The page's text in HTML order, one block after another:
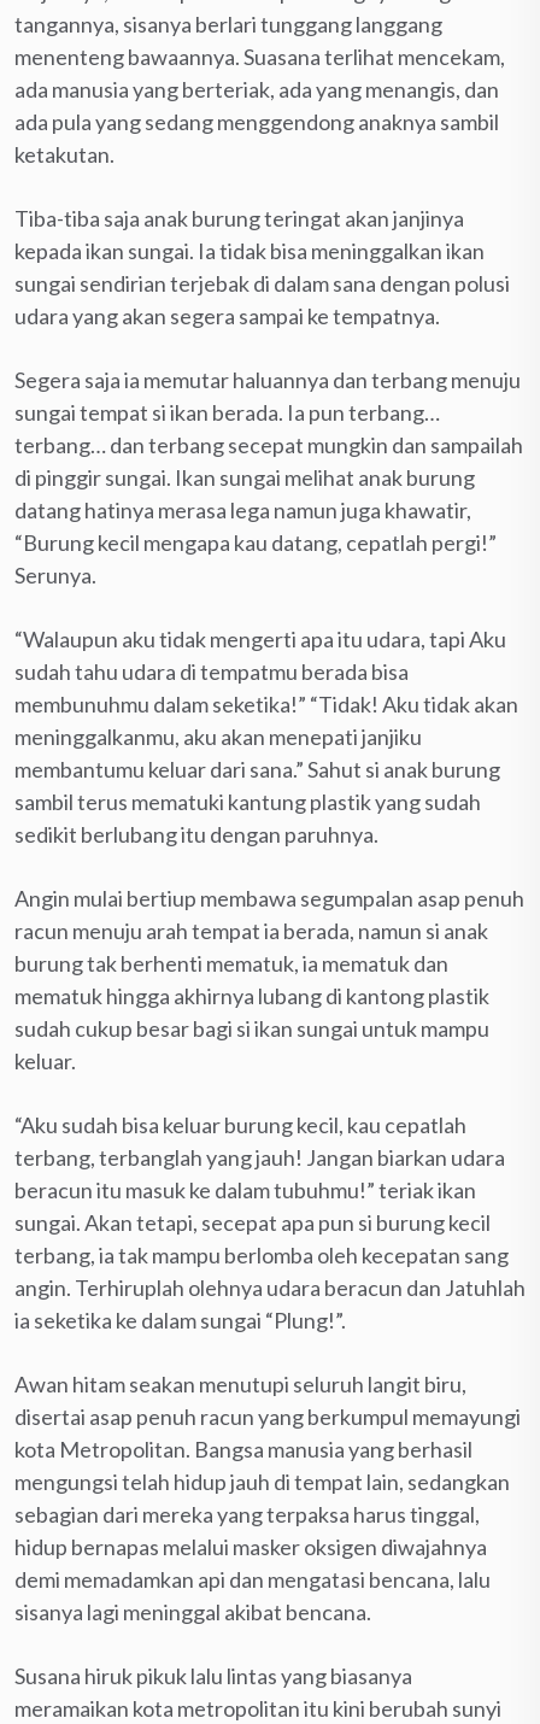
tangannya, sisanya berlari tunggang langgang
menenteng bawaannya. Suasana terlihat mencekam,
ada manusia yang berteriak, ada yang menangis, dan
ada pula yang sedang menggendong anaknya sambil
ketakutan.
Tiba-tiba saja anak burung teringat akan janjinya
kepada ikan sungai. Ia tidak bisa meninggalkan ikan
sungai sendirian terjebak di dalam sana dengan polusi
udara yang akan segera sampai ke tempatnya.
Segera saja ia memutar haluannya dan terbang menuju
sungai tempat si ikan berada. Ia pun terbang…
terbang… dan terbang secepat mungkin dan sampailah
di pinggir sungai. Ikan sungai melihat anak burung
datang hatinya merasa lega namun juga khawatir,
“Burung kecil mengapa kau datang, cepatlah pergi!”
Serunya.
“Walaupun aku tidak mengerti apa itu udara, tapi Aku
sudah tahu udara di tempatmu berada bisa
membunuhmu dalam seketika!” “Tidak! Aku tidak akan
meninggalkanmu, aku akan menepati janjiku
membantumu keluar dari sana.” Sahut si anak burung
sambil terus mematuki kantung plastik yang sudah
sedikit berlubang itu dengan paruhnya.
Angin mulai bertiup membawa segumpalan asap penuh
racun menuju arah tempat ia berada, namun si anak
burung tak berhenti mematuk, ia mematuk dan
mematuk hingga akhirnya lubang di kantong plastik
sudah cukup besar bagi si ikan sungai untuk mampu
keluar.
“Aku sudah bisa keluar burung kecil, kau cepatlah
terbang, terbanglah yang jauh! Jangan biarkan udara
beracun itu masuk ke dalam tubuhmu!” teriak ikan
sungai. Akan tetapi, secepat apa pun si burung kecil
terbang, ia tak mampu berlomba oleh kecepatan sang
angin. Terhiruplah olehnya udara beracun dan Jatuhlah
ia seketika ke dalam sungai “Plung!”.
Awan hitam seakan menutupi seluruh langit biru,
disertai asap penuh racun yang berkumpul memayungi
kota Metropolitan. Bangsa manusia yang berhasil
mengungsi telah hidup jauh di tempat lain, sedangkan
sebagian dari mereka yang terpaksa harus tinggal,
hidup bernapas melalui masker oksigen diwajahnya
demi memadamkan api dan mengatasi bencana, lalu
sisanya lagi meninggal akibat bencana.
Susana hiruk pikuk lalu lintas yang biasanya
meramaikan kota metropolitan itu kini berubah sunyi